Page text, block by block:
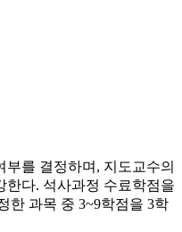
를 결정하며, 지도교수의
한다. 석사과정 수료학점을
한 과목 중 3~9학점을 3학